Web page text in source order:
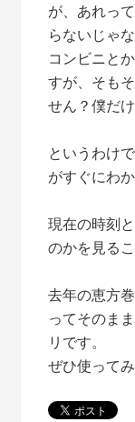
が、あれっ
らないじゃ
コンビニと
すが、そも
せん？僕だ
というわけ
がすぐにわ
現在の時刻
のかを見る
去年の恵方
ってそのま
リです。
ぜひ使って